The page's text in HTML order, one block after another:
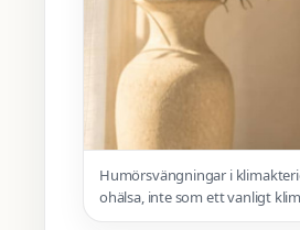
Humörsvängningar i
ohälsa, inte som ett vanligt